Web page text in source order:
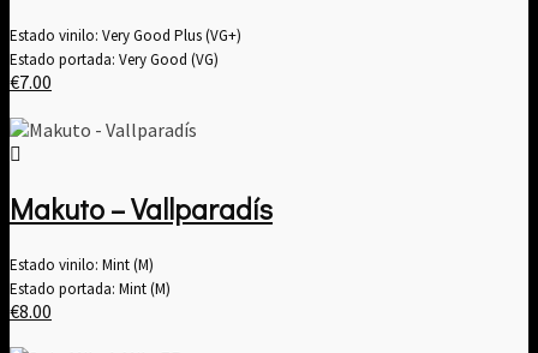
Estado vinilo: Very Good Plus (VG+)
Estado portada: Very Good (VG)
€7.00
Makuto – Vallparadís
Estado vinilo: Mint (M)
Estado portada: Mint (M)
€8.00